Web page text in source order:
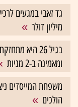
מיליון דולר
בגיל 26 היא
ומאמינה ב-2 מניות
משפחת המייסדים
הולכים